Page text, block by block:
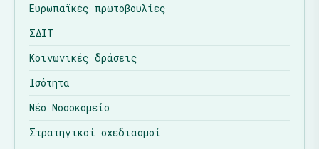
Ευρωπαϊκές πρωτοβουλίες
ΣΔΙΤ
Κοινωνικές δράσεις
Ισότητα
Νέο Νοσοκομείο
Στρατηγικοί σχεδιασμοί